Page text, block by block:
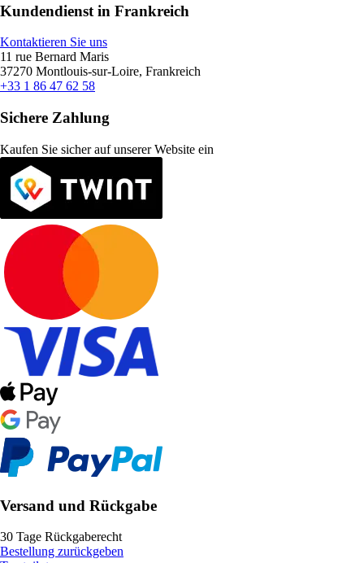
Kundendienst in Frankreich
Kontaktieren Sie uns
11 rue Bernard Maris
37270 Montlouis-sur-Loire, Frankreich
+33 1 86 47 62 58
Sichere Zahlung
Kaufen Sie sicher auf unserer Website ein
Versand und Rückgabe
30 Tage Rückgaberecht
Bestellung zurückgeben